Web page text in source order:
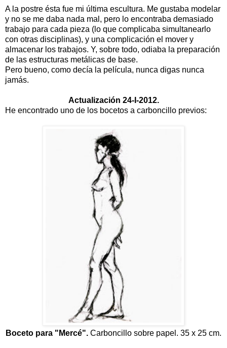
A la postre ésta fue mi última escultura. Me gustaba modelar
y no se me daba nada mal, pero lo encontraba demasiado
trabajo para cada pieza (lo que complicaba simultanearlo
con otras disciplinas), y una complicación el mover y
almacenar los trabajos. Y, sobre todo, odiaba la preparación
de las estructuras metálicas de base.
Pero bueno, como decía la película, nunca digas nunca
jamás.
Actualización 24-I-2012.
He encontrado uno de los bocetos a carboncillo previos:
Boceto para "Mercé". Carboncillo sobre papel. 35 x 25 cm.